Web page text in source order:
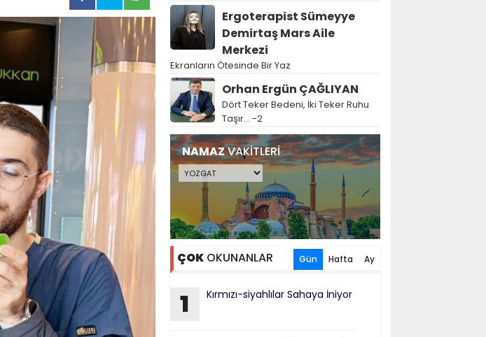
Ergoterapist Sümeyye
Demirtaş Mars Aile
Merkezi
Ekranların Ötesinde Bir Yaz
Orhan Ergün ÇAĞLIYAN
Dört Teker Bedeni, İki Teker Ruhu
Taşır… -2
NAMAZVAKİTLERİ
ÇOKOKUNANLAR Gün Hafta Ay
1 Kırmızı-siyahlılar Sahaya İniyor